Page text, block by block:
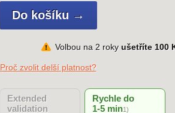
Volbou na 2 rokyušetříte 100
Proč zvolit delší platnost?
Extended
validation
Rychle do
1-5 min1)